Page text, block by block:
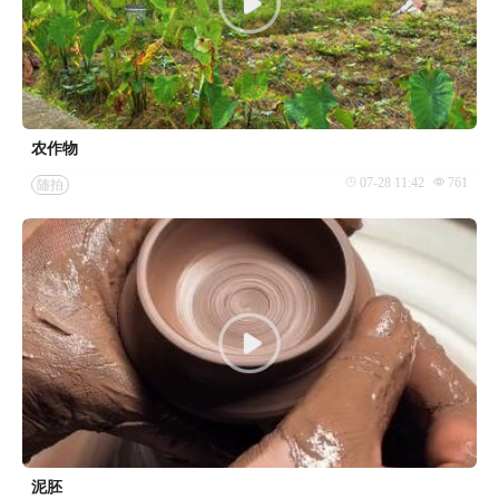
农作物
随拍 07-28 11:42 761
泥胚